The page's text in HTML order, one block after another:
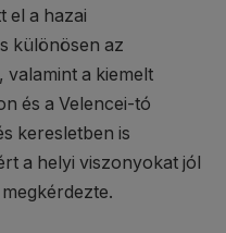
el a hazai
különösen az
valamint a kiemelt
és a Velencei-tó
keresletben is
a helyi viszonyokat jól